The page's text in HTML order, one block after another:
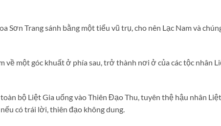
Sơn Trang sánh bằng một tiểu vũ trụ, cho nên Lạc Nam và
về một góc khuất ở phía sau, trở thành nơi ở của các tộc nhân
bộ Liệt Gia uống vào Thiên Đạo Thu, tuyên thệ hậu nhân
có trái lời, thiên đạo không dung.